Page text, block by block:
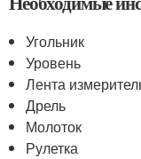
Угольник
Уровень
Лента
Дрель
Молоток
Рулетка